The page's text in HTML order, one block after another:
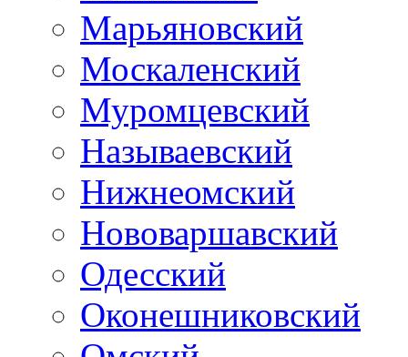
Марьяновский
Москаленский
Муромцевский
Называевский
Нижнеомский
Нововаршавский
Одесский
Оконешниковский